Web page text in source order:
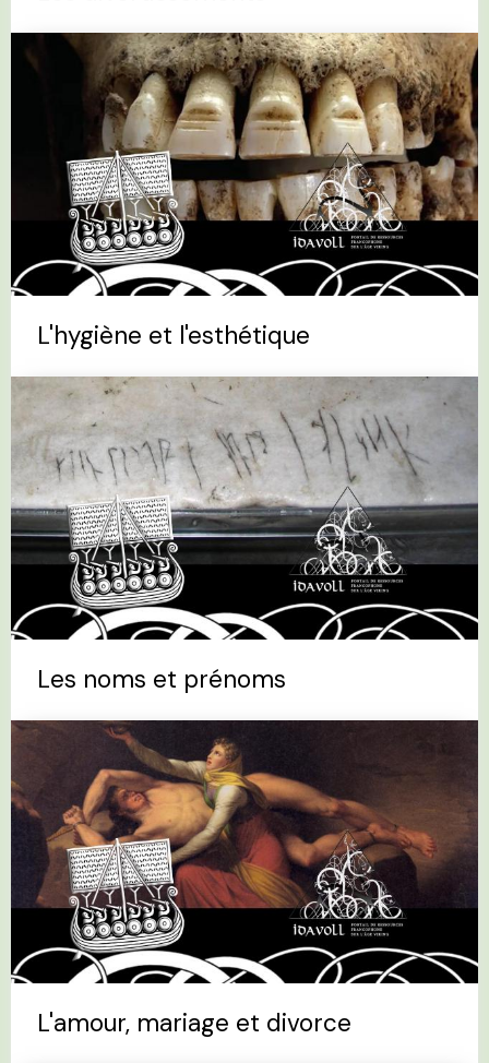
L'hygiène et l'esthétique
Les noms et prénoms
L'amour, mariage et divorce